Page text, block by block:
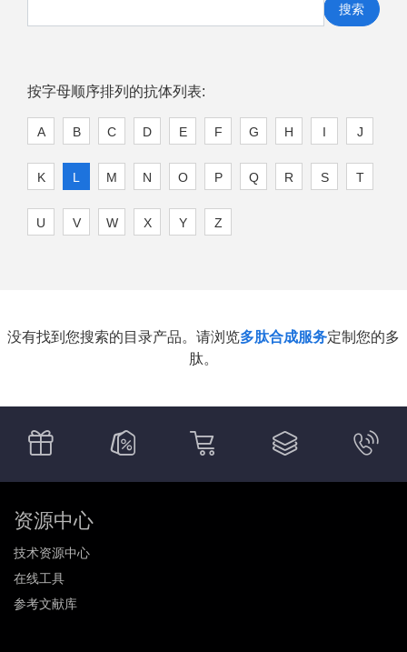
搜索
按字母顺序排列的抗体列表:
A B C D E F G H I J
K L M N O P Q R S T
U V W X Y Z
没有找到您搜索的目录产品。请浏览多肽合成服务定制您的多
肽。
资源中心
技术资源中心
在线工具
参考文献库